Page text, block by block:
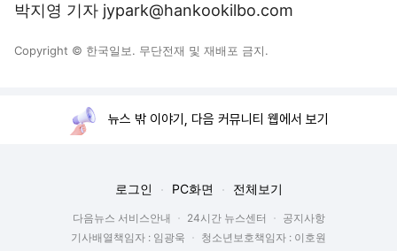
박지영 기자 jypark@hankookilbo.com
Copyright © 한국일보. 무단전재 및 재배포 금지.
뉴스 밖 이야기, 다음 커뮤니티 웹에서 보기
로그인 PC화면 전체보기
다음뉴스 서비스안내 24시간 뉴스센터
공지사항
기사배열책임자 : 임광욱
청소년보호책임자 : 이호원